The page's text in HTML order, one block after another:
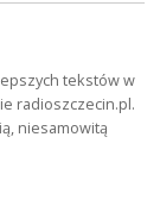
tekstów w
radioszczecin.pl.
niesamowitą